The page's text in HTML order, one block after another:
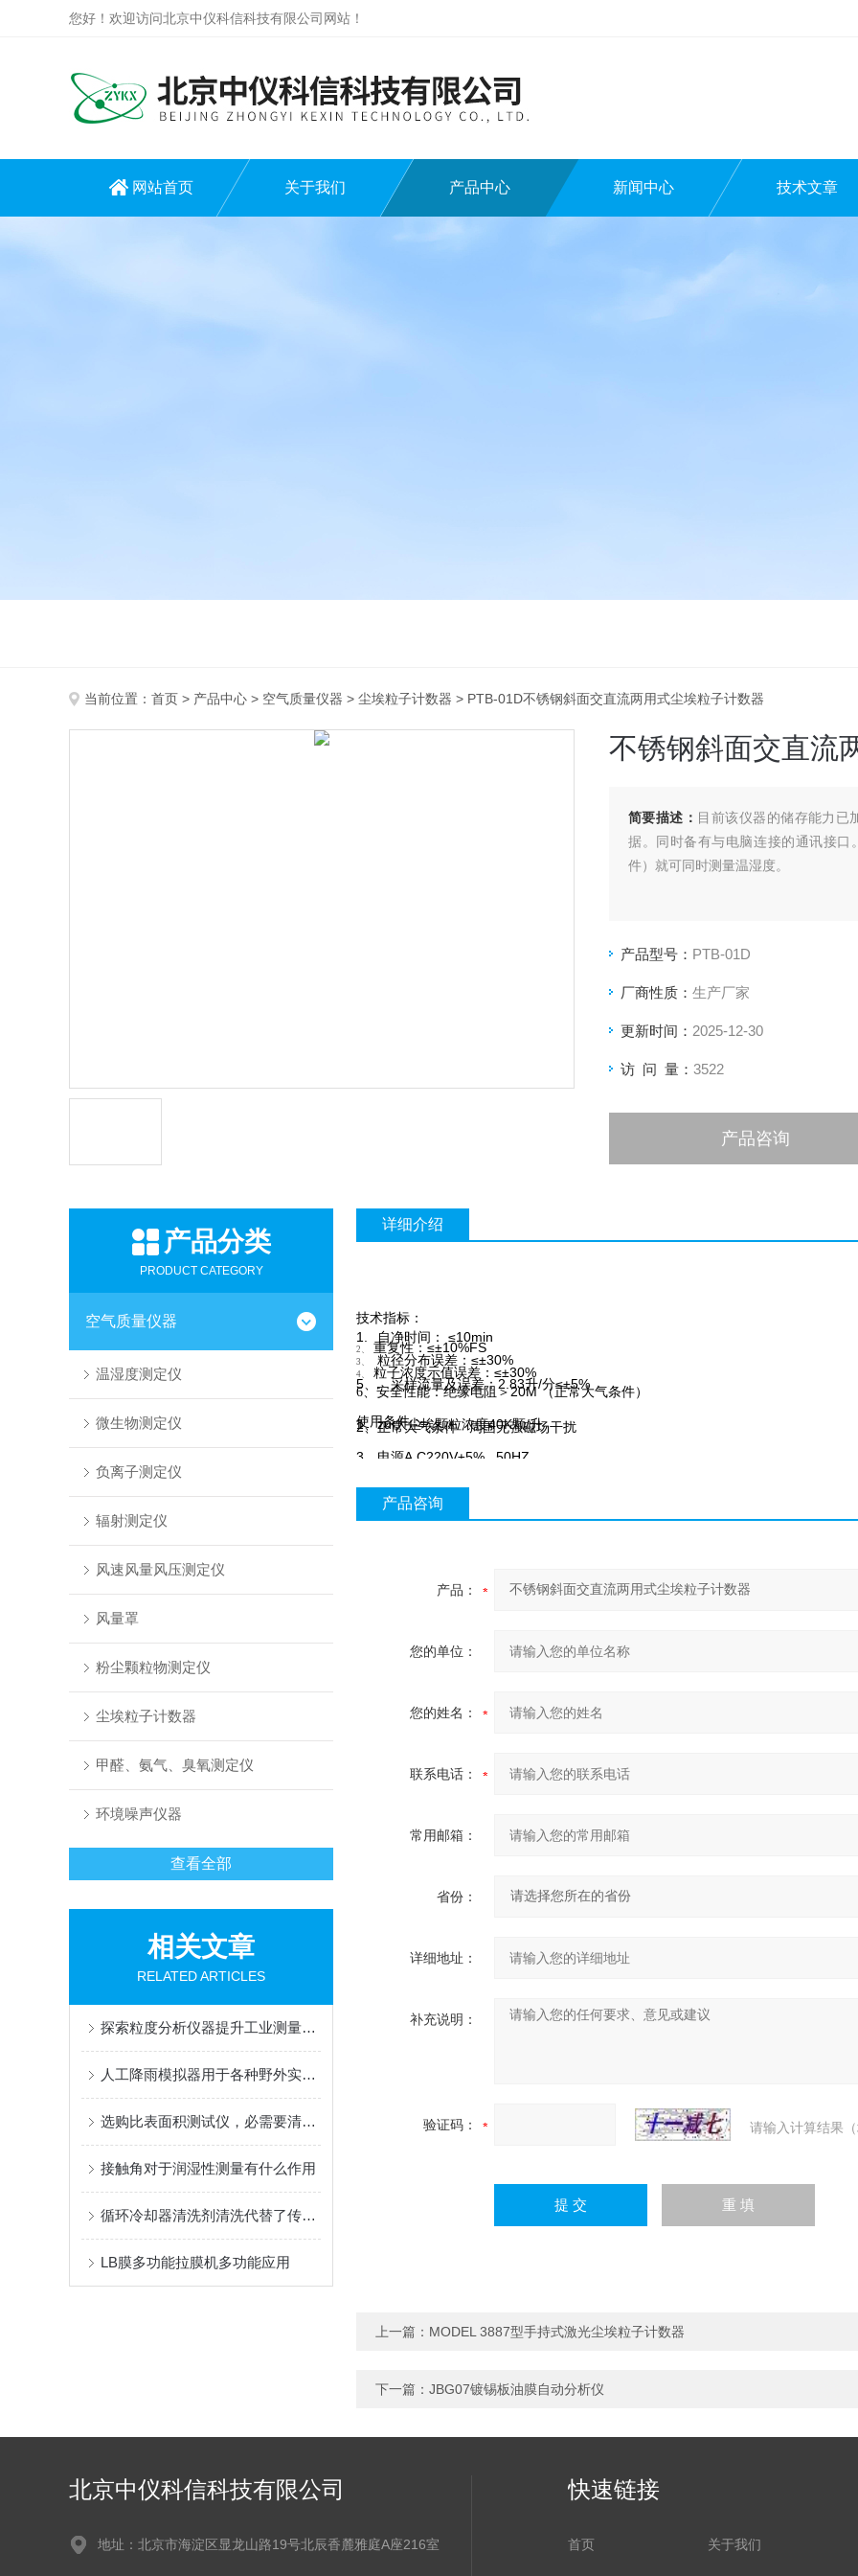
您好！欢迎访问北京中仪科信科技有限公司网站！
网站首页 关于我们 产品中心 新闻中心 技术文章
当前位置： 首页 > 产品中心 > 空气质量仪器 > 尘埃粒子计数器 > PTB-01D不锈钢斜面交直流两用式尘埃粒子计数器
不锈钢斜面交直流
简要描述： 目前该仪器的储存能力已
据。同时备有与电脑连接的通讯接
件）就可同时测量温湿度。
产品型号： PTB-01D
厂商性质： 生产厂家
更新时间： 2025-12-30
访 问 量： 3522
产品咨询
产品分类
PRODUCT CATEGORY
空气质量仪器
温湿度测定仪
微生物测定仪
负离子测定仪
辐射测定仪
风速风量风压测定仪
风量罩
粉尘颗粒物测定仪
尘埃粒子计数器
甲醛、氨气、臭氧测定仪
环境噪声仪器
查看全部
相关文章
RELATED ARTICLES
探索粒度分析仪器提升工业测量领域的革新之力
人工降雨模拟器用于各种野外实地土壤侵蚀研究的人工模拟降雨
选购比表面积测试仪，必需要清楚的五大要点
接触角对于润湿性测量有什么作用
循环冷却器清洗剂清洗代替了传统的清洗方式
LB膜多功能拉膜机多功能应用
详细介绍
技术指标：
1.
自净时间： ≤10min
2、 重复性：≤±10%FS
3、 粒径分布误差：≤±30%
4、 粒子浓度示值误差：≤±30%
5、. 采样流量及误差：2.83升/分≤±5%
6、 安全性能：绝缘电阻＞20M （正常大气条件）
使用条件：
1、zui大尘埃颗粒浓度40K颗/升
2、正常大气条件 周围无强磁场干扰
3 、电源A.C220V±5% 50HZ
产品咨询
产品：
您的单位：
您的姓名：
联系电话：
常用邮箱：
省份：
详细地址：
补充说明：
验证码： 请输入计算结果
上一篇： MODEL 3887型手持式激光尘埃粒子计数器
下一篇： JBG07镀锡板油膜自动分析仪
北京中仪科信科技有限公司
地址：北京市海淀区显龙山路19号北辰香麓雅庭A座216室
快速链接
首页 关于我们